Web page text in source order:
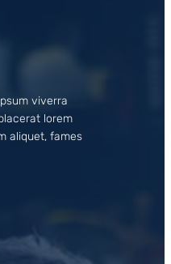
viverra
lorem
aliquet, fames